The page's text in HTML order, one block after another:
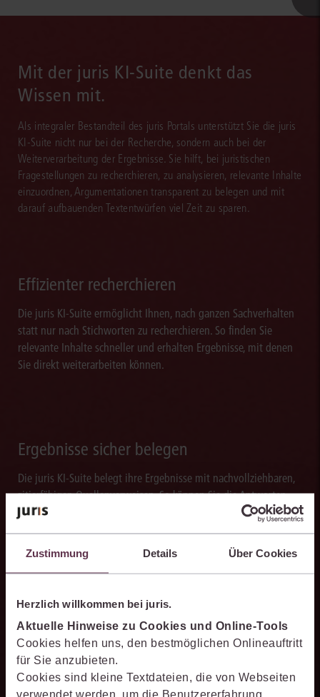
Zustimmung Details Über Cookies
Herzlich willkommen bei juris.
Aktuelle Hinweise zu Cookies und Online-Tools
Cookies helfen uns, den bestmöglichen Onlineauftritt
für Sie anzubieten.
Cookies sind kleine Textdateien, die von Webseiten
verwendet werden, um die Benutzererfahrung
Mit der juris KI-Suite denkt das
Wissen mit.
Als integraler Bestandteil des juris Portals unterstützt Sie die juris
KI-Suite nicht nur bei der Recherche, sondern auch bei der
Weiterverarbeitung der Ergebnisse. Sie hilft, bei juristischen
Fragestellungen zu recherchieren, zu analysieren, relevante Inhalte
einzuordnen, Argumentationen transparent zu belegen und mit
darauf aufbauenden Textentwürfen viel Zeit zu sparen.
Effizienter recherchieren
Die juris KI-Suite ermöglicht Ihnen, nach ganzen Sachverhalten
statt nur nach Stichworten zu recherchieren. So finden Sie
relevante Inhalte schneller und erhalten Ergebnisse, mit denen
Sie direkt weiterarbeiten können.
Ergebnisse sicher belegen
Die juris KI-Suite belegt ihre Ergebnisse mit nachvollziehbaren,
zitierfähigen Quellenverweisen. So können Sie die Antworten
transparent prüfen, fachlich einordnen und auf einer belastbaren
Grundlage weiterverarbeiten.
Schneller analysieren
Die juris KI-Suite beschleunigt die Analyse komplexer
juristischer Fragestellungen. Sie hilft dabei, Sachverhalte
einzuordnen, Zusammenhänge zu erkennen und belastbare